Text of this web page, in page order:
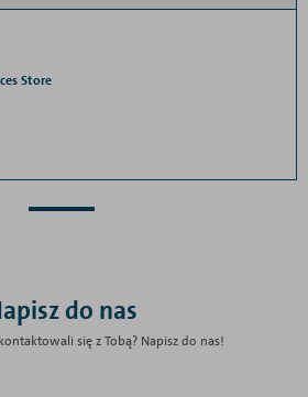
Store
do nas
się z Tobą? Napisz do nas!